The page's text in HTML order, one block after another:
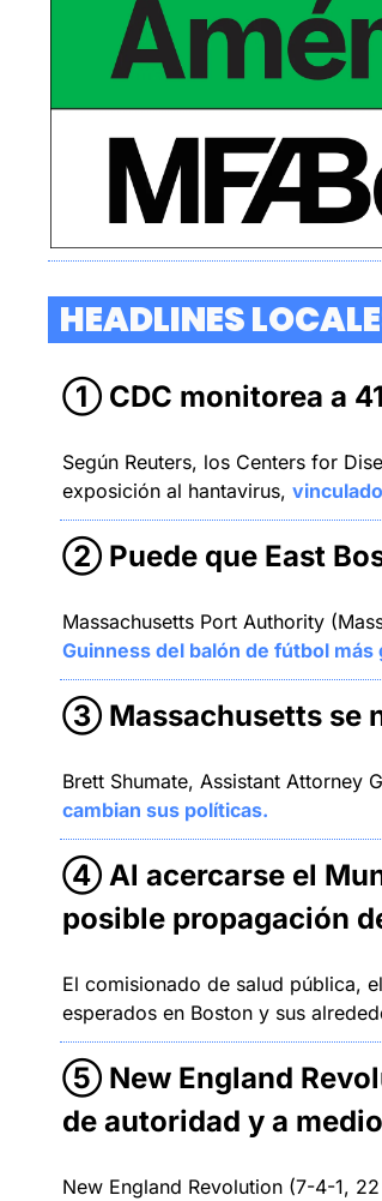
HEADLINES
① CDC monitorea a
Según Reuters, los Centers for
exposición al hantavirus,
② Puede que East
Massachusetts Port Authority
Guinness del balón de fútbol más
③ Massachusetts se
Brett Shumate, Assistant Attorney
cambian sus políticas.
④ Al acercarse el
posible propagación
El comisionado de salud pública,
esperados en Boston y sus
⑤ New England
de autoridad y a
New England Revolution (7-4-1,